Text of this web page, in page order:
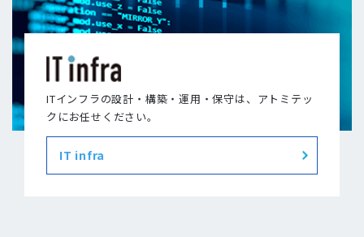
ITインフラの設計・構築・運用・保守は、アトミテッ
クにお任せください。
IT infra